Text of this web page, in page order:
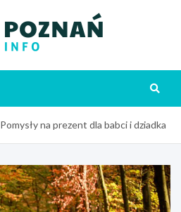
Pomysły na prezent dla babci i dziadka